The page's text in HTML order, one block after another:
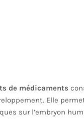
de médicaments
Elle
sur l’embryon